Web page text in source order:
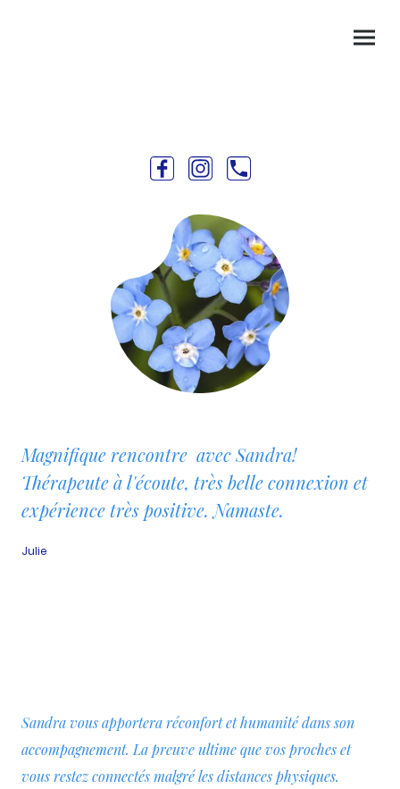
Magnifique rencontre avec Sandra!
Thérapeute à l'écoute, très belle connexion et
expérience très positive. Namaste.
Julie
Sandra vous apportera réconfort et humanité dans son
accompagnement. La preuve ultime que vos proches et
vous restez connectés malgré les distances physiques.